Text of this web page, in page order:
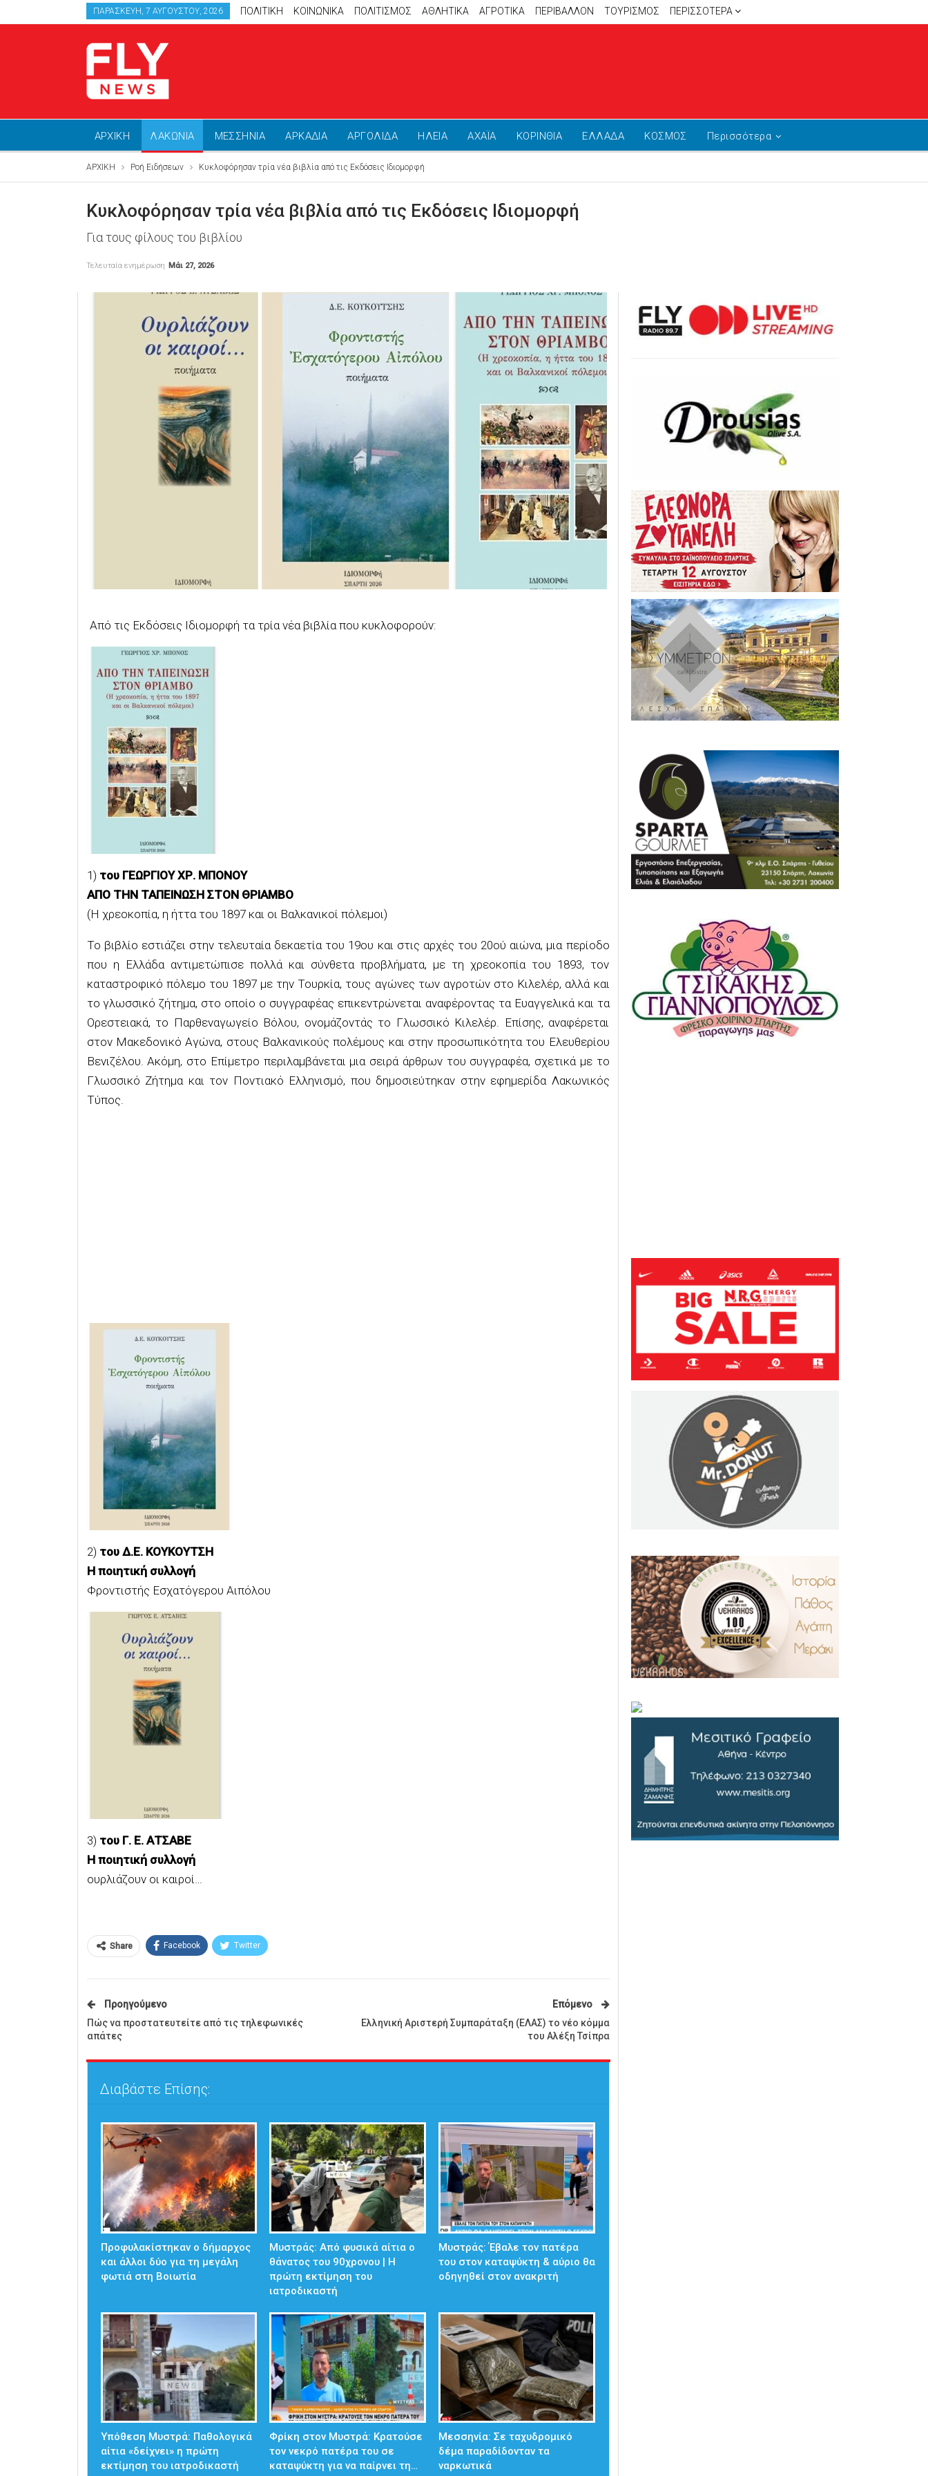
ΠΑΡΑΣΚΕΥΉ, 7 ΑΥΓΟΎΣΤΟΥ, 2026 ΠΟΛΙΤΙΚΗ ΚΟΙΝΩΝΙΚΑ ΠΟΛΙΤΙΣΜΟΣ ΑΘΛΗΤΙΚΆ ΑΓΡΟΤΙΚΑ ΠΕΡΙΒΑΛΛΟΝ ΤΟΥΡΙΣΜΟΣ ΠΕΡΙΣΣΌΤΕΡΑ
ΑΡΧΙΚΗ ΛΑΚΩΝΙΑ ΜΕΣΣΗΝΙΑ ΑΡΚΑΔΙΑ ΑΡΓΟΛΙΔΑ ΗΛΕΙΑ ΑΧΑΪΑ ΚΟΡΙΝΘΙΑ ΕΛΛΑΔΑ ΚΟΣΜΟΣ Περισσότερα
ΑΡΧΙΚΗ Ροή Ειδήσεων Κυκλοφόρησαν τρία νέα βιβλία από τις Εκδόσεις Ιδιομορφή
Κυκλοφόρησαν τρία νέα βιβλία από τις Εκδόσεις Ιδιομορφή
Για τους φίλους του βιβλίου
Τελευταία ενημέρωση Μάι 27, 2026
Από τις Εκδόσεις Ιδιομορφή τα τρία νέα βιβλία που κυκλοφορούν:
1) του ΓΕΩΡΓΙΟΥ ΧΡ. ΜΠΟΝΟΥ
ΑΠΟ ΤΗΝ ΤΑΠΕΙΝΩΣΗ ΣΤΟΝ ΘΡΙΑΜΒΟ
(Η χρεοκοπία, η ήττα του 1897 και οι Βαλκανικοί πόλεμοι)
Το βιβλίο εστιάζει στην τελευταία δεκαετία του 19ου και στις αρχές του 20ού αιώνα, μια περίοδο
που η Ελλάδα αντιμετώπισε πολλά και σύνθετα προβλήματα, με τη χρεοκοπία του 1893, τον
καταστροφικό πόλεμο του 1897 με την Τουρκία, τους αγώνες των αγροτών στο Κιλελέρ, αλλά και
το γλωσσικό ζήτημα, στο οποίο ο συγγραφέας επικεντρώνεται αναφέροντας τα Ευαγγελικά και τα
Ορεστειακά, το Παρθεναγωγείο Βόλου, ονομάζοντάς το Γλωσσικό Κιλελέρ. Επίσης, αναφέρεται
στον Μακεδονικό Αγώνα, στους Βαλκανικούς πολέμους και στην προσωπικότητα του Ελευθερίου
Βενιζέλου. Ακόμη, στο Επίμετρο περιλαμβάνεται μια σειρά άρθρων του συγγραφέα, σχετικά με το
Γλωσσικό Ζήτημα και τον Ποντιακό Ελληνισμό, που δημοσιεύτηκαν στην εφημερίδα Λακωνικός
Τύπος.
2) του Δ.Ε. ΚΟΥΚΟΥΤΣΗ
Η ποιητική συλλογή
Φροντιστής Εσχατόγερου Αιπόλου
3) του Γ. Ε. ΑΤΣΑΒΕ
Η ποιητική συλλογή
ουρλιάζουν οι καιροί…
Share Facebook Twitter
Προηγούμενο
Πώς να προστατευτείτε από τις τηλεφωνικές
απάτες
Επόμενο
Ελληνική Αριστερή Συμπαράταξη (ΕΛΑΣ) το νέο κόμμα
του Αλέξη Τσίπρα
Διαβάστε Επίσης:
Προφυλακίστηκαν ο δήμαρχος
και άλλοι δύο για τη μεγάλη
φωτιά στη Βοιωτία
Μυστράς: Από φυσικά αίτια ο
θάνατος του 90χρονου | Η
πρώτη εκτίμηση του
ιατροδικαστή
Μυστράς: Έβαλε τον πατέρα
του στον καταψύκτη & αύριο θα
οδηγηθεί στον ανακριτή
Υπόθεση Μυστρά: Παθολογικά
αίτια «δείχνει» η πρώτη
εκτίμηση του ιατροδικαστή
Φρίκη στον Μυστρά: Κρατούσε
τον νεκρό πατέρα του σε
καταψύκτη για να παίρνει τη…
Μεσσηνία: Σε ταχυδρομικό
δέμα παραδίδονταν τα
ναρκωτικά